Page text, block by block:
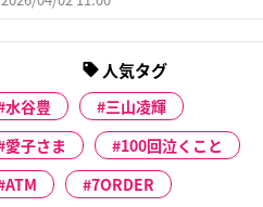
人気タグ
水谷豊
三山凌輝
愛子さま
100回泣くこと
ATM
7ORDER